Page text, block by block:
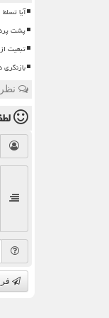
آیا
پشت پرده
تبعیت